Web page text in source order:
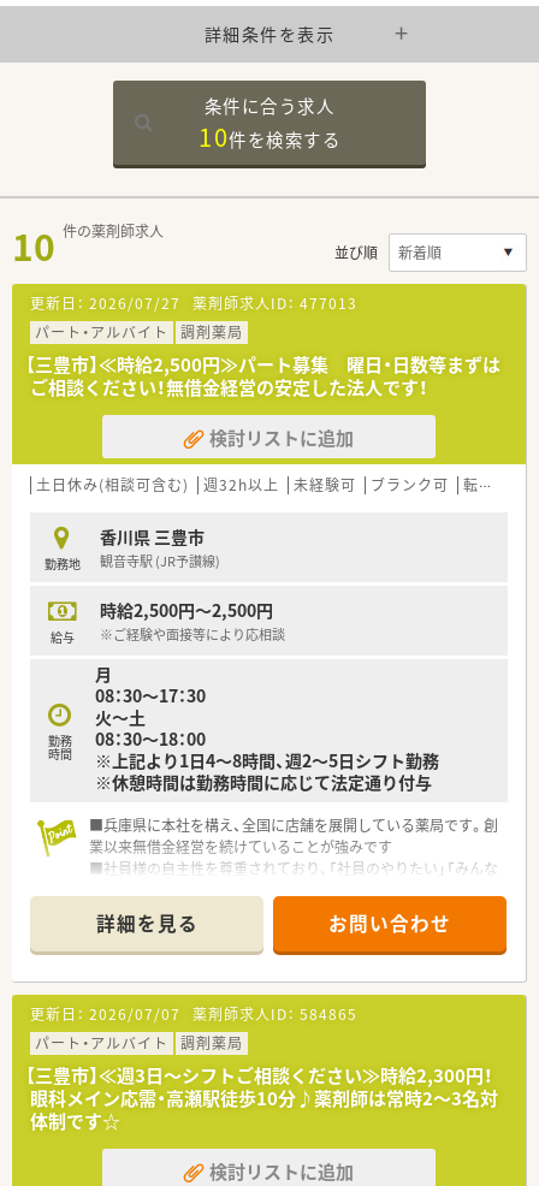
詳細条件を表示
条件に合う求人
10件を検索する
10 件の薬剤師求人
並び順
更新日： 2026/07/27 薬剤師求人ID： 477013
パート・アルバイト
調剤薬局
【三豊市】≪時給2,500円≫パート募集 曜日・日数等まずは
ご相談ください！無借金経営の安定した法人です！
検討リストに追加
土日休み(相談可含む) 週32h以上 未経験可 ブランク可 転勤なし
勤務地
香川県 三豊市
観音寺駅 (JR予讃線)
給与
時給2,500円～2,500円
※ご経験や面接等により応相談
勤務
時間
月
08：30～17：30
火～土
08：30～18：00
※上記より1日4～8時間、週2～5日シフト勤務
※休憩時間は勤務時間に応じて法定通り付与
■兵庫県に本社を構え、全国に店舗を展開している薬局です。創
業以来無借金経営を続けていることが強みです
■社員様の自主性を尊重されており、「社員のやりたい」「みんな
■自主性があるからこそ、採用医薬品の決定、OTCの選定から商
品陳列、掲示物なども店舗に一任をされており、
患者様へのサービス提供に生かしております。
詳細を見る お問い合わせ
更新日： 2026/07/07 薬剤師求人ID： 584865
パート・アルバイト
調剤薬局
【三豊市】≪週3日～シフトご相談ください≫時給2,300円！
眼科メイン応需・高瀬駅徒歩10分♪薬剤師は常時2～3名対
体制です☆
検討リストに追加